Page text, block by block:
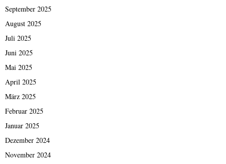
September 2025
August 2025
Juli 2025
Juni 2025
Mai 2025
April 2025
März 2025
Februar 2025
Januar 2025
Dezember 2024
November 2024